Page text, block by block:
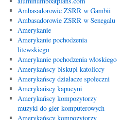
Ambasadorowie ZSRR w Gambii
Ambasadorowie ZSRR w Senegalu
Amerykanie
Amerykanie pochodzenia
litewskiego
Amerykanie pochodzenia włoskiego
Amerykańscy biskupi katoliccy
Amerykańscy działacze społeczni
Amerykańscy kapucyni
Amerykańscy kompozytorzy
muzyki do gier komputerowych
Amerykańscy kompozytorzy